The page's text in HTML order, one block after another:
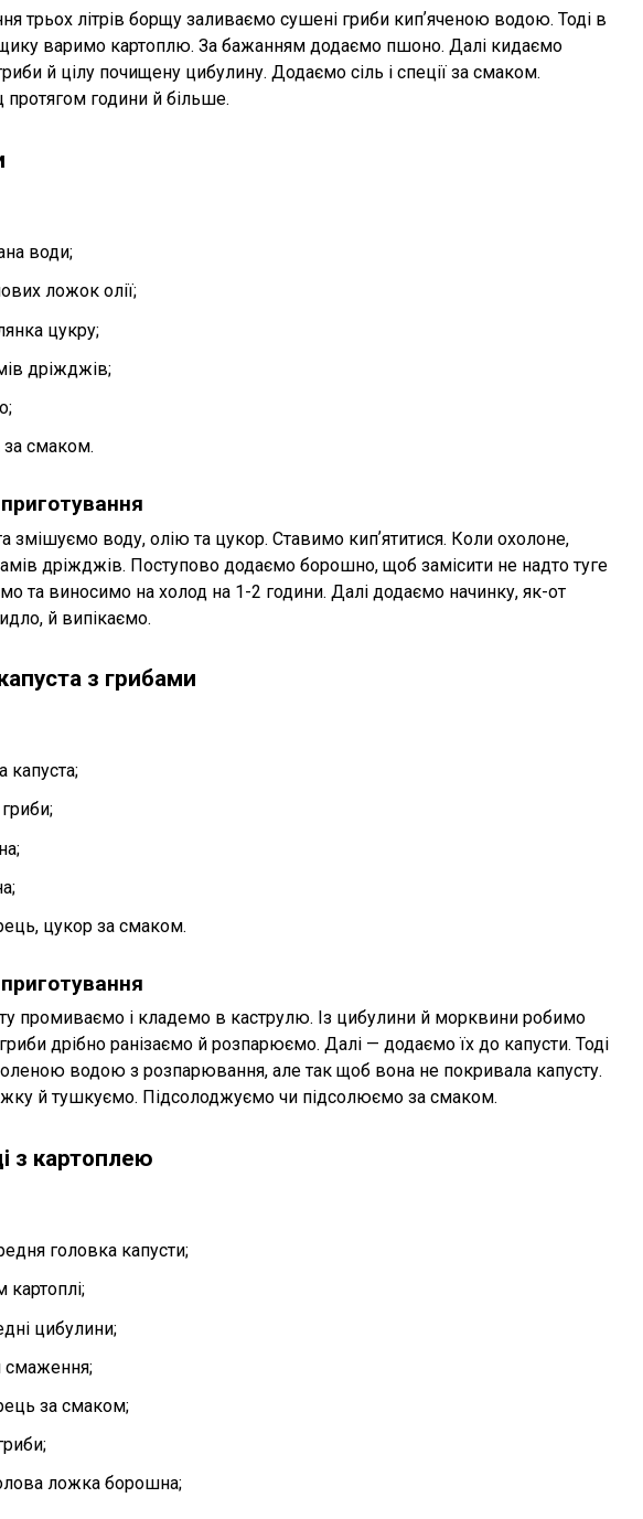
трьох літрів борщу заливаємо сушені гриби кипʼяченою водою. Тоді в
варимо картоплю. За бажанням додаємо пшоно. Далі кидаємо
й цілу почищену цибулину. Додаємо сіль і спеції за смаком.
години й більше.
води;
ложок олії;
цукру;
дріжджів;
за смаком.
приготування
змішуємо воду, олію та цукор. Ставимо кипʼятитися. Коли охолоне,
дріжджів. Поступово додаємо борошно, щоб замісити не надто туге
та виносимо на холод на 1-2 години. Далі додаємо начинку, як-от
й випікаємо.
з грибами
капуста;
гриби;
цукор за смаком.
приготування
промиваємо і кладемо в каструлю. Із цибулини й морквини робимо
дрібно ранізаємо й розпарюємо. Далі — додаємо їх до капусти. Тоді
водою з розпарювання, але так щоб вона не покривала капусту.
й тушкуємо. Підсолоджуємо чи підсолюємо за смаком.
з картоплею
головка капусти;
картоплі;
цибулини;
смаження;
за смаком;
ложка борошна;